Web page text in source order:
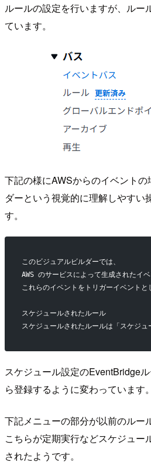
ルールの設定を行いますが、ルー
ています。
下記の様にAWSからのイベント
ダーという視覚的に理解しやすい
す。
このビジュアルビルダーでは、
AWS のサービスによって生成された
これらのイベントをトリガーイベント
スケジュールされたルール
スケジュールされたルールは「スケジ
スケジュール設定のEventBridge
ら登録するように変わっています。
下記メニューの部分が以前のルー
こちらが定期実行などスケジュー
されたようです。